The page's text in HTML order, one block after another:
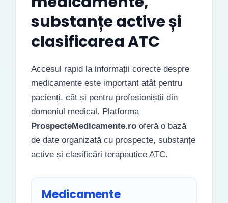
substanțe active și
clasificarea ATC
Accesul rapid la informații corecte despre
medicamente este important atât pentru
pacienți, cât și pentru profesioniștii din
domeniul medical. Platforma
ProspecteMedicamente.ro oferă o bază
de date organizată cu prospecte, substanțe
active și clasificări terapeutice ATC.
Medicamente